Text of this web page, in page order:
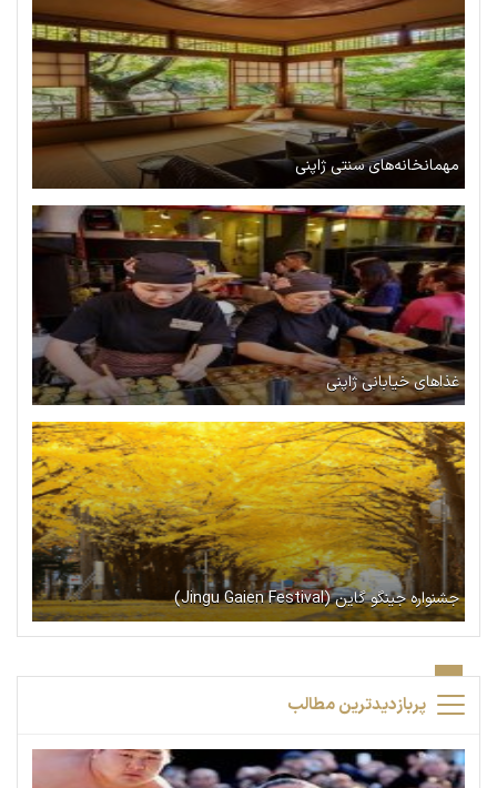
مهمانخانه‌های سنتی ژاپنی
غذاهای خیابانی ژاپنی
جشنواره جینگو گاین (Jingu Gaien Festival)
پربازدیدترین مطالب